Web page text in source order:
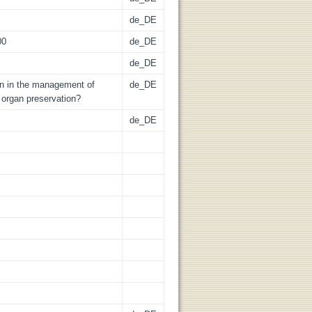
de_DE
de_DE
de_DE
in the management of
preservation?
de_DE
de_DE